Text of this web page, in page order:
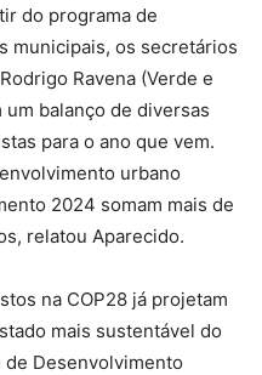
do programa de
municipais, os secretários
Ravena (Verde e
balanço de diversas
para o ano que vem.
urbano
2024 somam mais de
relatou Aparecido.
na COP28 já projetam
mais sustentável do
de Desenvolvimento